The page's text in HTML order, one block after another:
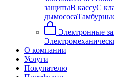
защитыВ кассуС
дымососа
Электронные
О компании
Услуги
Покупателю